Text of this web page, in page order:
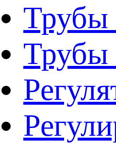
Трубы